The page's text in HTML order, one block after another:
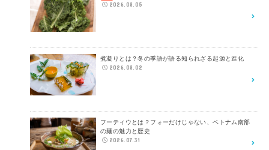
2026.08.05
煮凝りとは？冬の季語が語る知られざる起源と進化
2026.08.02
フーティウとは？フォーだけじゃない、ベトナム南部
の麺の魅力と歴史
2026.07.31